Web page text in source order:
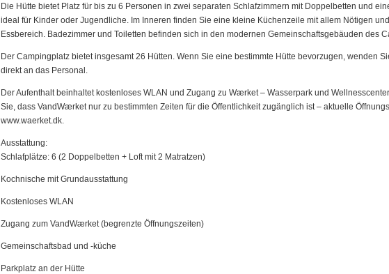
Die Hütte bietet Platz für bis zu 6 Personen in zwei separaten Schlafzimmern mit Doppelbetten und
ideal für Kinder oder Jugendliche. Im Inneren finden Sie eine kleine Küchenzeile mit allem Nötigen
Essbereich. Badezimmer und Toiletten befinden sich in den modernen Gemeinschaftsgebäuden des
Der Campingplatz bietet insgesamt 26 Hütten. Wenn Sie eine bestimmte Hütte bevorzugen, wenden
direkt an das Personal.
Der Aufenthalt beinhaltet kostenloses WLAN und Zugang zu Wærket – Wasserpark und
Sie, dass VandWærket nur zu bestimmten Zeiten für die Öffentlichkeit zugänglich ist – aktuelle
www.waerket.dk.
Ausstattung:
Schlafplätze: 6 (2 Doppelbetten + Loft mit 2 Matratzen)
Kochnische mit Grundausstattung
Kostenloses WLAN
Zugang zum VandWærket (begrenzte Öffnungszeiten)
Gemeinschaftsbad und -küche
Parkplatz an der Hütte